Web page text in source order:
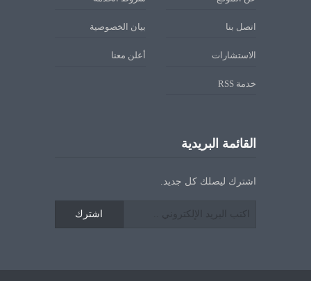
اتصل بنا بيان الخصوصية
الاستشارات أعلن معنا
خدمة RSS
القائمة البريدية
اشترك ليصلك كل جديد.
اشترك